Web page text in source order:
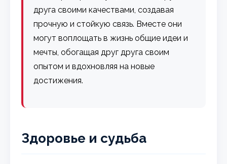
друга своими качествами, создавая
прочную и стойкую связь. Вместе они
могут воплощать в жизнь общие идеи и
мечты, обогащая друг друга своим
опытом и вдохновляя на новые
достижения.
Здоровье и судьба